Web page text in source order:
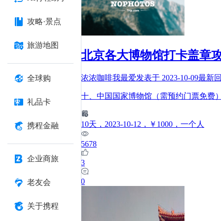
攻略·景点
旅游地图
全球购
礼品卡
携程金融
企业商旅
老友会
关于携程
北京各大博物馆打卡盖章
浓浓咖啡我最爱发表于 2023-10-09最新
十、中国国家博物馆（需预约门票免费）
10天 ，2023-10-12 ，￥1000 ，一个人
5678
3
0